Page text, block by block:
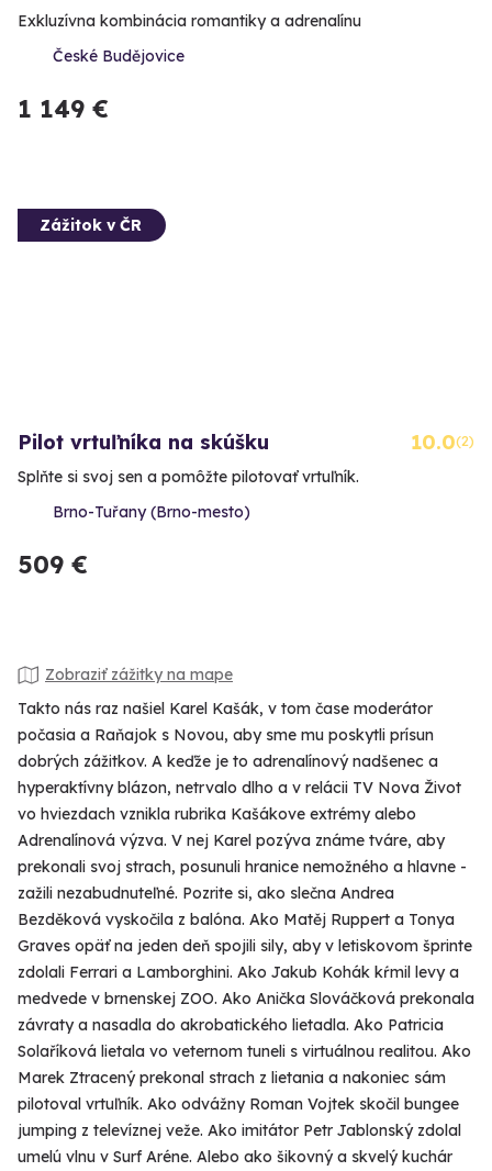
Exkluzívna kombinácia romantiky a adrenalínu
České Budějovice
1 149 €
Zážitok v ČR
Pilot vrtuľníka na skúšku 10.0(2)
Splňte si svoj sen a pomôžte pilotovať vrtuľník.
Brno-Tuřany (Brno-mesto)
509 €
Zobraziť zážitky na mape
Takto nás raz našiel Karel Kašák, v tom čase moderátor
počasia a Raňajok s Novou, aby sme mu poskytli prísun
dobrých zážitkov. A keďže je to adrenalínový nadšenec a
hyperaktívny blázon, netrvalo dlho a v relácii TV Nova Život
vo hviezdach vznikla rubrika Kašákove extrémy alebo
Adrenalínová výzva. V nej Karel pozýva známe tváre, aby
prekonali svoj strach, posunuli hranice nemožného a hlavne -
zažili nezabudnuteľné. Pozrite si, ako slečna Andrea
Bezděková vyskočila z balóna. Ako Matěj Ruppert a Tonya
Graves opäť na jeden deň spojili sily, aby v letiskovom šprinte
zdolali Ferrari a Lamborghini. Ako Jakub Kohák kŕmil levy a
medvede v brnenskej ZOO. Ako Anička Slováčková prekonala
závraty a nasadla do akrobatického lietadla. Ako Patricia
Solaříková lietala vo veternom tuneli s virtuálnou realitou. Ako
Marek Ztracený prekonal strach z lietania a nakoniec sám
pilotoval vrtuľník. Ako odvážny Roman Vojtek skočil bungee
jumping z televíznej veže. Ako imitátor Petr Jablonský zdolal
umelú vlnu v Surf Aréne. Alebo ako šikovný a skvelý kuchár